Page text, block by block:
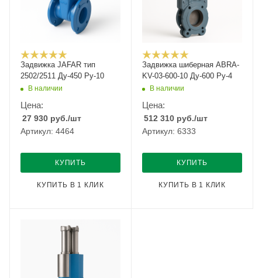
Задвижка JAFAR тип
2502/2511 Ду-450 Ру-10
В наличии
Цена:
27 930 руб./шт
Артикул: 4464
КУПИТЬ
КУПИТЬ В 1 КЛИК
Задвижка шиберная ABRA-
KV-03-600-10 Ду-600 Ру-4
В наличии
Цена:
512 310 руб./шт
Артикул: 6333
КУПИТЬ
КУПИТЬ В 1 КЛИК